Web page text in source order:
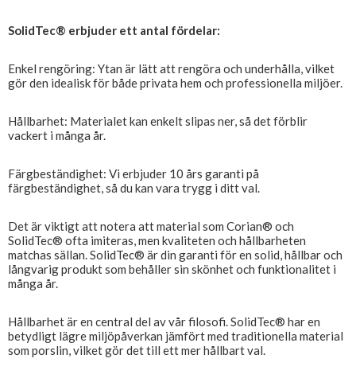
SolidTec® erbjuder ett antal fördelar:
Enkel rengöring: Ytan är lätt att rengöra och underhålla, vilket
gör den idealisk för både privata hem och professionella miljöer.
Hållbarhet: Materialet kan enkelt slipas ner, så det förblir
vackert i många år.
Färgbeständighet: Vi erbjuder 10 års garanti på
färgbeständighet, så du kan vara trygg i ditt val.
Det är viktigt att notera att material som Corian® och
SolidTec® ofta imiteras, men kvaliteten och hållbarheten
matchas sällan. SolidTec® är din garanti för en solid, hållbar och
långvarig produkt som behåller sin skönhet och funktionalitet i
många år.
Hållbarhet är en central del av vår filosofi. SolidTec® har en
betydligt lägre miljöpåverkan jämfört med traditionella material
som porslin, vilket gör det till ett mer hållbart val.